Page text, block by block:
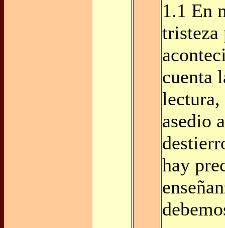
1.1 En
tristeza
cuenta
lectura,
asedio
hay